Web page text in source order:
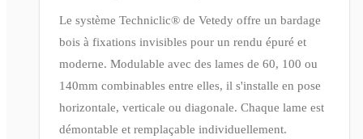
Le système Techniclic® de Vetedy offre un bardage
bois à fixations invisibles pour un rendu épuré et
moderne. Modulable avec des lames de 60, 100 ou
140mm combinables entre elles, il s'installe en pose
horizontale, verticale ou diagonale. Chaque lame est
démontable et remplaçable individuellement.